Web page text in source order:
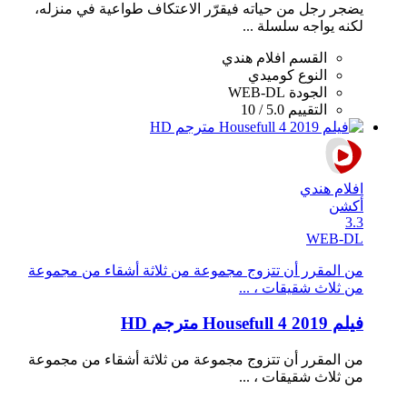
يضجر رجل من حياته فيقرّر الاعتكاف طواعية في منزله،
لكنه يواجه سلسلة ...
القسم
افلام هندي
النوع كوميدي
الجودة WEB-DL
التقييم 5.0 / 10
افلام هندي
أكشن
3.3
WEB-DL
من المقرر أن تتزوج مجموعة من ثلاثة أشقاء من مجموعة
من ثلاث شقيقات ، ...
فيلم Housefull 4 2019 مترجم HD
من المقرر أن تتزوج مجموعة من ثلاثة أشقاء من مجموعة
من ثلاث شقيقات ، ...